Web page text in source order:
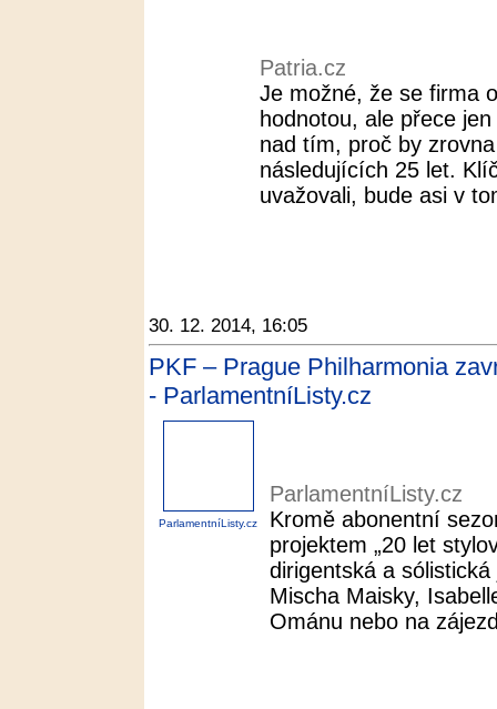
Patria.cz
Je možné, že se firma
hodnotou, ale přece
nad tím, proč by
následujících 25 let.
uvažovali, bude asi v
30. 12. 2014, 16:05
PKF – Prague Philharmonia
- ParlamentníListy.cz
ParlamentníListy.cz
ParlamentníListy.cz
Kromě abonentní
projektem „20 let
dirigentská a
Mischa Maisky,
Ománu nebo na